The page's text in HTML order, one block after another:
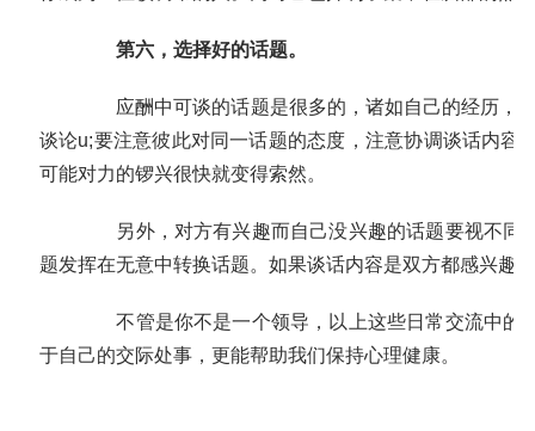
第六，选择好的话题。
应酬中可谈的话题是很多的，诸如自己的经历，往
谈论u;要注意彼此对同一话题的态度，注意协调谈话内
可能对力的锣兴很快就变得索然。
另外，对方有兴趣而自己没兴趣的话题要视不同
题发挥在无意中转换话题。如果谈话内容是双方都感兴趣
不管是你不是一个领导，以上这些日常交流中的
于自己的交际处事，更能帮助我们保持心理健康。